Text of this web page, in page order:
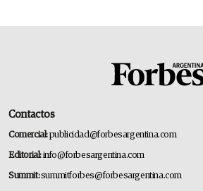
Contactos
Comercial:publicidad@forbesargentina.com
Editorial:info@forbesargentina.com
Summit:summitforbes@forbesargentina.com